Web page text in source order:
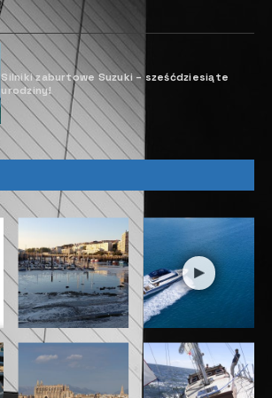
Silniki zaburtowe Suzuki – sześćdziesiąte
urodziny!